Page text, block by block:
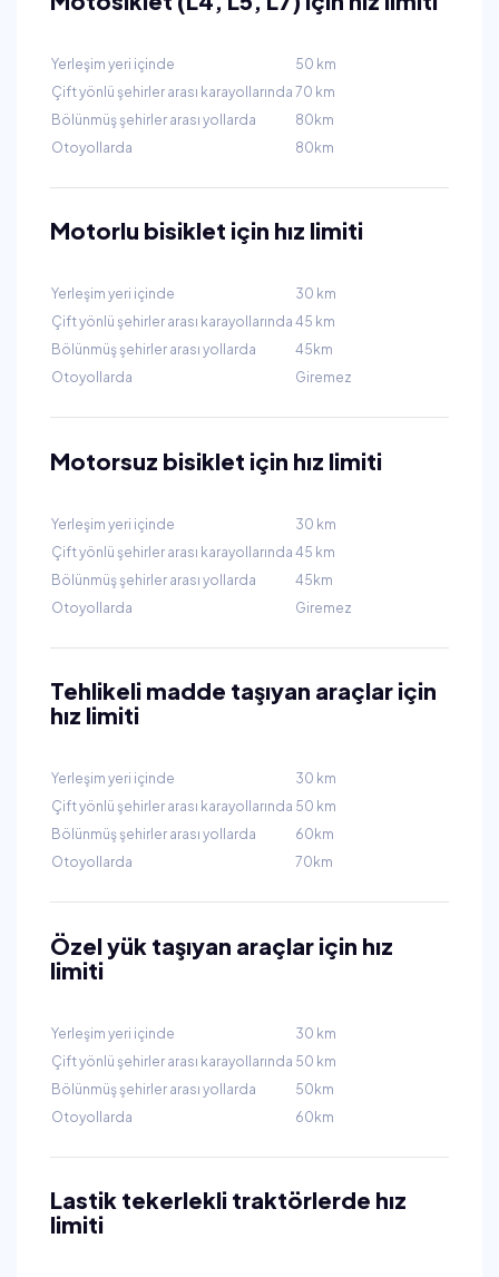
Yerleşim yeri içinde
50 km
Çift yönlü şehirler arası karayollarında 70 km
Bölünmüş şehirler arası yollarda
80km
Otoyollarda
80km
Motorlu bisiklet için hız limiti
Yerleşim yeri içinde
30 km
Çift yönlü şehirler arası karayollarında 45 km
Bölünmüş şehirler arası yollarda
45km
Otoyollarda
Giremez
Motorsuz bisiklet için hız limiti
Yerleşim yeri içinde
30 km
Çift yönlü şehirler arası karayollarında 45 km
Bölünmüş şehirler arası yollarda
45km
Otoyollarda
Giremez
Tehlikeli madde taşıyan araçlar için
hız limiti
Yerleşim yeri içinde
30 km
Çift yönlü şehirler arası karayollarında 50 km
Bölünmüş şehirler arası yollarda
60km
Otoyollarda
70km
Özel yük taşıyan araçlar için hız
limiti
Yerleşim yeri içinde
30 km
Çift yönlü şehirler arası karayollarında 50 km
Bölünmüş şehirler arası yollarda
50km
Otoyollarda
60km
Lastik tekerlekli traktörlerde hız
limiti